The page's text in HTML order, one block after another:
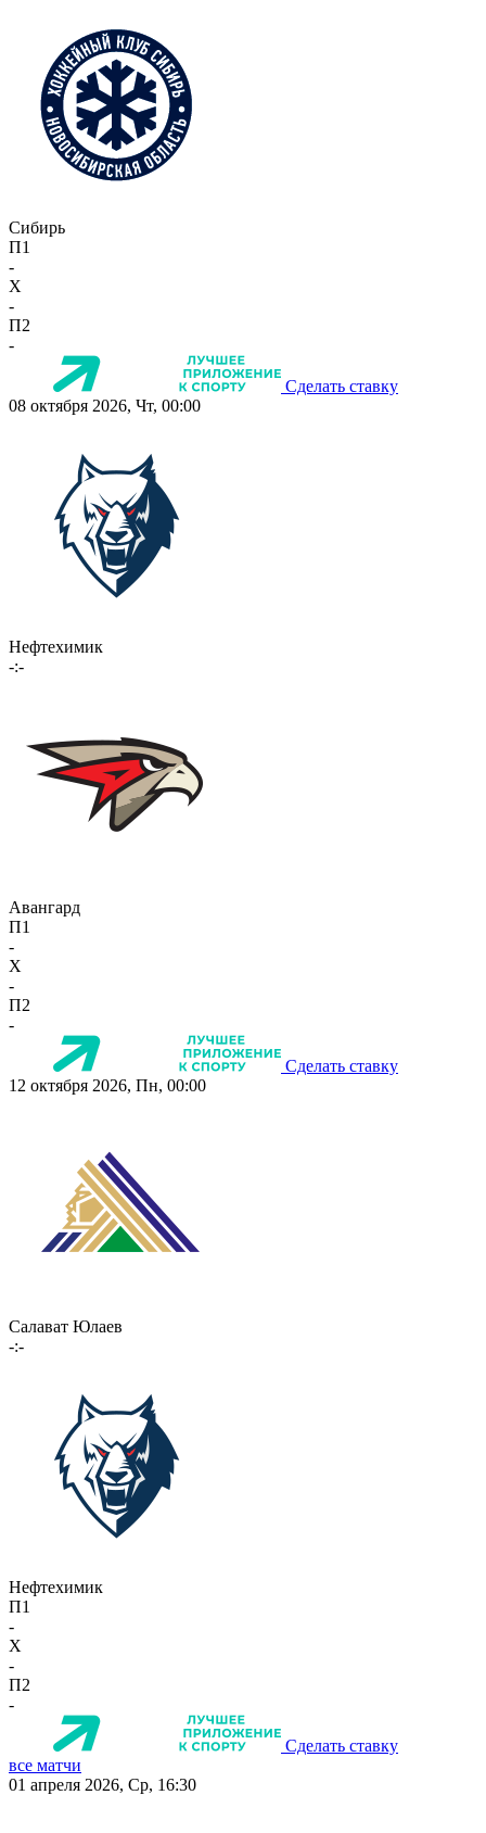
Сибирь
П1
-
X
-
П2
-
Сделать ставку
08 октября 2026, Чт, 00:00
Нефтехимик
-:-
Авангард
П1
-
X
-
П2
-
Сделать ставку
12 октября 2026, Пн, 00:00
Салават Юлаев
-:-
Нефтехимик
П1
-
X
-
П2
-
Сделать ставку
все матчи
01 апреля 2026, Ср, 16:30